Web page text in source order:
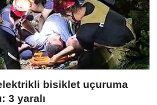
bisiklet uçuruma
3 yaralı